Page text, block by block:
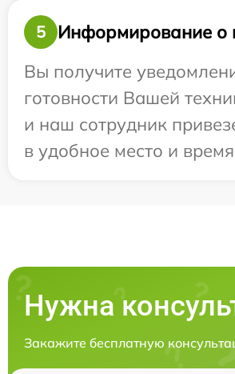
5
Информирование о
Вы получите
готовности Вашей
и наш сотрудник
в удобное место и
Нужна
Закажите бесплатную